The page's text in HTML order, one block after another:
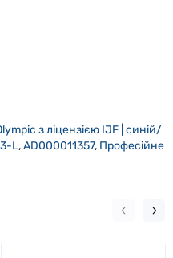
з ліцензією IJF | синій/
L,AD000011357, Професійне